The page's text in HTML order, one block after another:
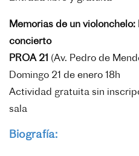
Memorias de un
concierto
PROA 21 (Av. Pedro de
Domingo 21 de enero 18h
Actividad gratuita sin
sala
Biografía: